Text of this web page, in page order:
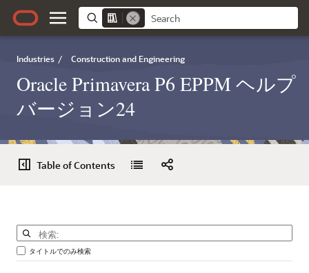
Industries / Construction and Engineering
Oracle Primavera P6 EPPM ヘルプ
バージョン24
Table of Contents
タイトルでのみ検索